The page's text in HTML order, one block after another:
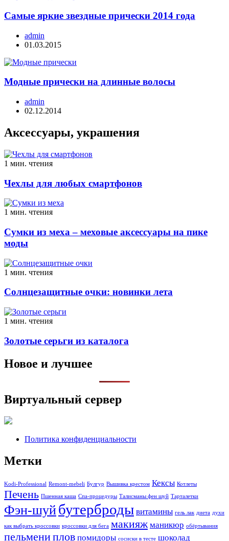
Самые яркие звездные прически 2014 года
admin
01.03.2015
Модные прически на длинные волосы
admin
02.12.2014
Аксессуары, украшения
1 мин. чтения
Чехлы для любых смартфонов
1 мин. чтения
Сумки из меха – меховые аксессуары на пике
моды
1 мин. чтения
Солнцезащитные очки: новинки лета
1 мин. чтения
Золотые серьги из каталога
Новое и лучшее
Виртуальный сервер
Политика конфиденциальности
Метки
Kodi-Professional Remont-mebeli Булгур Вышивка крестом Кексы Котлеты
Печень Пшенная каша Спа-процедуры Талисманы фен шуй Тарталетки
Фэн-шуйбутерброды витамины гель лак диета духи
как выбрать кроссовки кроссовки для бега макияж маникюр обёртывания
пельмениплов помидоры сосиски в тесте шоколад